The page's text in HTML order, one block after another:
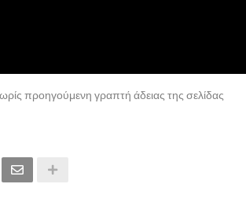
προηγούμενη γραπτή άδειας της σελίδας